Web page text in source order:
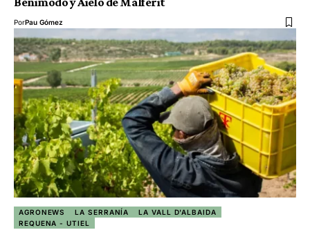
PorPau Gómez
AGRONEWS LA SERRANÍA
LA VALL D'ALBAIDA
REQUENA - UTIEL